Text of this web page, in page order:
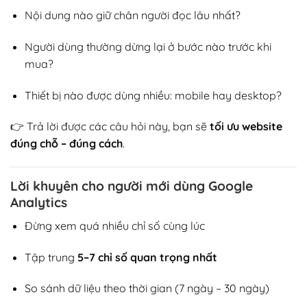
Nội dung nào giữ chân người đọc lâu nhất?
Người dùng thường dừng lại ở bước nào trước khi
mua?
Thiết bị nào được dùng nhiều: mobile hay desktop?
👉 Trả lời được các câu hỏi này, bạn sẽ tối ưu website
đúng chỗ – đúng cách.
Lời khuyên cho người mới dùng Google
Analytics
Đừng xem quá nhiều chỉ số cùng lúc
Tập trung 5–7 chỉ số quan trọng nhất
So sánh dữ liệu theo thời gian (7 ngày – 30 ngày)